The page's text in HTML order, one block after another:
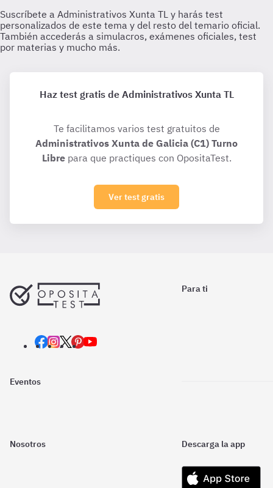
Haz test gratis de Administrativos Xunta TL
Te facilitamos varios test gratuitos de
Administrativos Xunta de Galicia (C1) Turno
Librepara que practiques con OpositaTest.
Ver test gratis
Para ti
Eventos
Nosotros Descarga la app